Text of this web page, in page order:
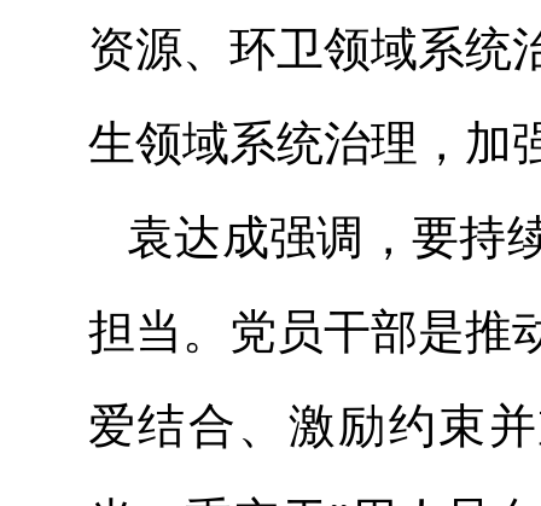
资源、环卫领域系统
生领域系统治理，加
袁达成强调，要持
担当。党员干部是推
爱结合、激励约束